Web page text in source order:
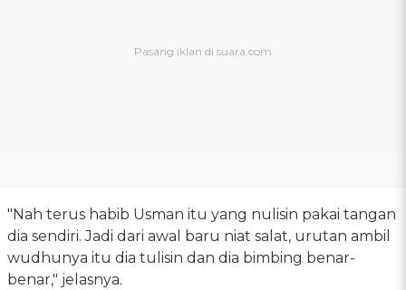
"Nah terus habib Usman itu yang nulisin pakai tangan
dia sendiri. Jadi dari awal baru niat salat, urutan ambil
wudhunya itu dia tulisin dan dia bimbing benar-
benar," jelasnya.